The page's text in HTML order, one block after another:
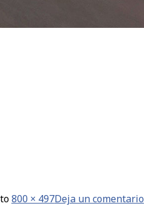
800 × 497Deja un comentario